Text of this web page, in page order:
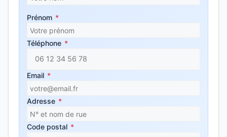
Prénom *
Téléphone *
Email *
Adresse *
Code postal *